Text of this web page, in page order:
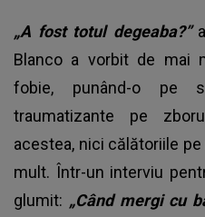
„A fost totul degeaba?”
Blanco a vorbit de mai
fobie, punând-o pe
traumatizante pe
acestea, nici călătoriile
mult. Într-un interviu
glumit: „Când mergi cu